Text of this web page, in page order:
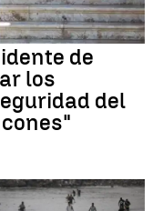
de
los
del